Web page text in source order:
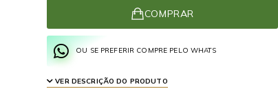
COMPRAR
OU SE PREFERIR COMPRE PELO WHATS
VER DESCRIÇÃO DO PRODUTO